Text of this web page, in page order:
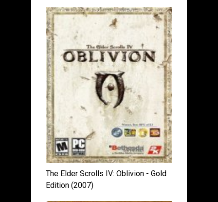
The Elder Scrolls IV: Oblivion - Gold
Edition (2007)